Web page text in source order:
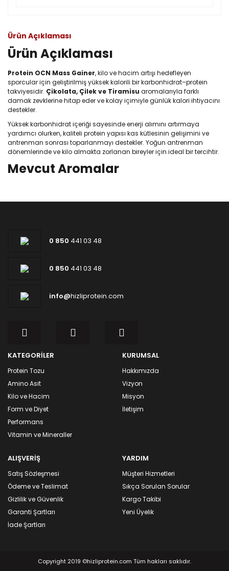
Ürün Açıklaması
Ürün Açıklaması
Protein OCN Mass Gainer, kilo ve hacim artışı hedefleyen
sporcular için geliştirilmiş yüksek kalorili bir karbonhidrat–protein
takviyesidir. Çikolata, Çilek ve Tiramisu aromalarıyla farklı
damak zevklerine hitap eder ve kolay içimiyle günlük kalori ihtiyacını
destekler.
Yüksek karbonhidrat içeriği sayesinde enerji alımını artırmaya
yardımcı olurken, kaliteli protein yapısı kas kütlesinin gelişimini ve
antrenman sonrası toparlanmayı destekler. Yoğun antrenman
dönemlerinde ve kilo almakta zorlanan bireyler için ideal bir tercihtir.
Mevcut Aromalar
0 850 441 03 48
0 850 441 03 48
info@hizliprotein.com
KATEGORİLER
Protein Tozu
Amino Asit
Kilo ve Hacim
Form ve Diyet
Performans
Vitamin ve Mineraller
KURUMSAL
Hakkımızda
Vizyon
Misyon
İletişim
ALIŞVERİŞ
Satış Sözleşmesi
Ödeme ve Teslimat
Gizlilik ve Güvenlik
Garanti Şartları
İade Şartları
YARDIM
Müşteri Hizmetleri
Sıkça Sorulan Sorular
Kargo Takibi
Yeni Üyelik
Copyright 2019 ©hizliprotein.com Tüm hakları saklıdır.